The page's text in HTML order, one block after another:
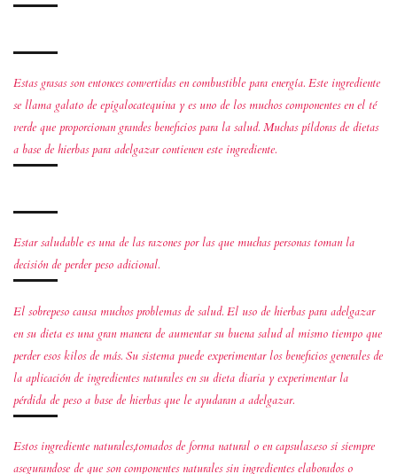
Estas grasas son entonces convertidas en combustible para energía. Este ingrediente
se llama galato de epigalocatequina y es uno de los muchos componentes en el té
verde que proporcionan grandes beneficios para la salud. Muchas píldoras de dietas
a base de hierbas para adelgazar contienen este ingrediente.
Estar saludable es una de las razones por las que muchas personas toman la
decisión de perder peso adicional.
El sobrepeso causa muchos problemas de salud. El uso de hierbas para adelgazar
en su dieta es una gran manera de aumentar su buena salud al mismo tiempo que
perder esos kilos de más. Su sistema puede experimentar los beneficios generales de
la aplicación de ingredientes naturales en su dieta diaria y experimentar la
pérdida de peso a base de hierbas que le ayudaran a adelgazar.
Estos ingrediente naturales,tomados de forma natural o en capsulas.eso si siempre
asegurandose de que son componentes naturales sin ingredientes elaborados o